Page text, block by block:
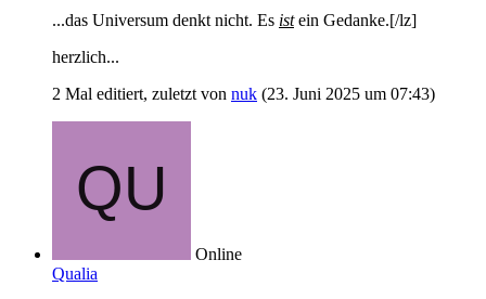
...das Universum denkt nicht. Es istein Gedanke.[/lz]
herzlich...
2 Mal editiert, zuletzt von nuk (23. Juni 2025 um 07:43)
Online
Qualia